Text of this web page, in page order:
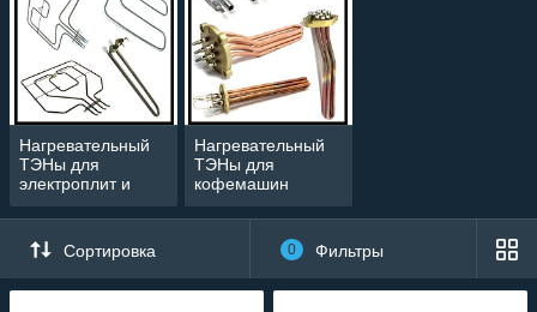
Нагревательный
ТЭНы для
электроплит и
Нагревательный
ТЭНы для
кофемашин
Сортировка 0 Фильтры